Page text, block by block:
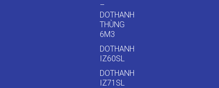
–
DOTHANH
THÙNG
6M3
DOTHANH
IZ60SL
DOTHANH
IZ71SL